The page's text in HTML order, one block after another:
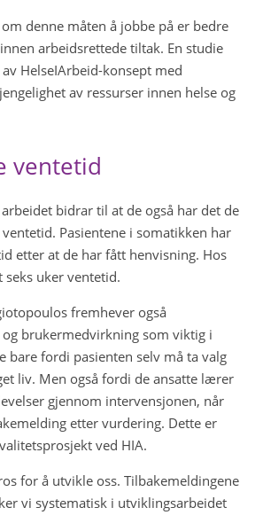
denne måten å jobbe på er bedre
arbeidsrettede tiltak. En studie
HelseIArbeid-konsept med
av ressurser innen helse og
ventetid
bidrar til at de også har det de
Pasientene i somatikken har
etter at de har fått henvisning. Hos
seks uker ventetid.
fremhever også
brukermedvirkning som viktig i
bare fordi pasienten selv må ta valg
liv. Men også fordi de ansatte lærer
gjennom intervensjonen, når
etter vurdering. Dette er
ved HIA.
for å utvikle oss. Tilbakemeldingene
vi systematisk i utviklingsarbeidet